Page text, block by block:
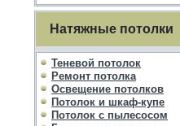
Натяжные потолки
Теневой потолок
Ремонт потолка
Освещение потолков
Потолок и шкаф-купе
Потолок с пылесосом